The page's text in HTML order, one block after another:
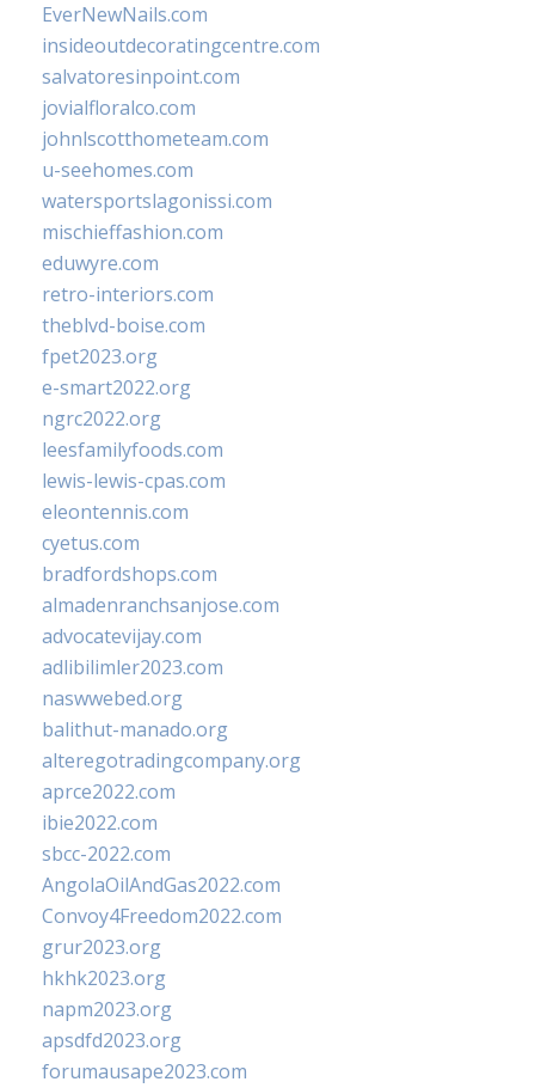
EverNewNails.com
insideoutdecoratingcentre.com
salvatoresinpoint.com
jovialfloralco.com
johnlscotthometeam.com
u-seehomes.com
watersportslagonissi.com
mischieffashion.com
eduwyre.com
retro-interiors.com
theblvd-boise.com
fpet2023.org
e-smart2022.org
ngrc2022.org
leesfamilyfoods.com
lewis-lewis-cpas.com
eleontennis.com
cyetus.com
bradfordshops.com
almadenranchsanjose.com
advocatevijay.com
adlibilimler2023.com
naswwebed.org
balithut-manado.org
alteregotradingcompany.org
aprce2022.com
ibie2022.com
sbcc-2022.com
AngolaOilAndGas2022.com
Convoy4Freedom2022.com
grur2023.org
hkhk2023.org
napm2023.org
apsdfd2023.org
forumausape2023.com